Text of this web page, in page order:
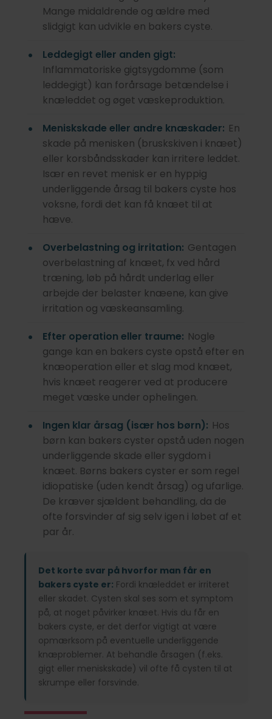
Mange midaldrende og ældre med
slidgigt kan udvikle en bakers cyste.
Leddegigt eller anden gigt:
Inflammatoriske gigtsygdomme (som
leddegigt) kan forårsage betændelse i
knæleddet og øget væskeproduktion.
Meniskskade eller andre knæskader: En
skade på menisken (bruskskiven i knæet)
eller korsbåndsskader kan irritere leddet.
Især en revet menisk er en hyppig
underliggende årsag til bakers cyste hos
voksne, fordi det kan få knæet til at
hæve.
Overbelastning og irritation: Gentagen
overbelastning af knæet, fx ved hård
træning, løb på hårdt underlag eller
arbejde der belaster knæene, kan give
irritation og væskeansamling.
Efter operation eller traume: Nogle
gange kan en bakers cyste opstå efter en
knæoperation eller et slag mod knæet,
hvis knæet reagerer ved at producere
meget væske under ophelingen.
Ingen klar årsag (især hos børn): Hos
børn kan bakers cyster opstå uden nogen
underliggende skade eller sygdom i
knæet. Børns bakers cyster er som regel
idiopatiske (uden kendt årsag) og ufarlige.
De kræver sjældent behandling, da de
ofte forsvinder af sig selv igen i løbet af et
par år.
Det korte svar på hvorfor man får en
bakers cyste er: Fordi knæleddet er irriteret
eller skadet. Cysten skal ses som et symptom
på, at noget påvirker knæet. Hvis du får en
bakers cyste, er det derfor vigtigt at være
opmærksom på eventuelle underliggende
knæproblemer. At behandle årsagen (f.eks.
gigt eller meniskskade) vil ofte få cysten til at
skrumpe eller forsvinde.